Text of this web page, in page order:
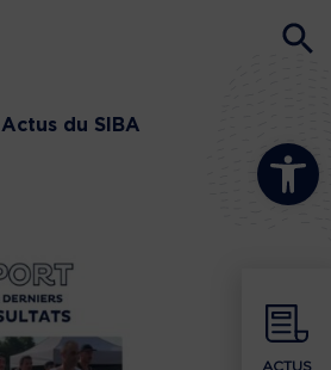
Ouvrir la
ACTUS
Actus du SIBA